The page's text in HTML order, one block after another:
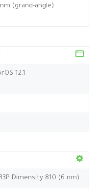
(grand-angle)
12.1
Dimensity 810 (6 nm)